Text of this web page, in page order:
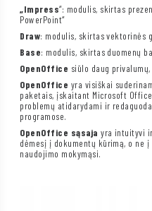
„Impress“: modulis, skirtas
PowerPoint“
Draw: modulis, skirtas vektorinės
Base: modulis, skirtas duomenų
OpenOffice siūlo daug
OpenOffice yra visiškai
paketais, įskaitant Microsoft
problemų atidarydami ir
programose.
OpenOffice sąsaja yra intuityvi
dėmesį į dokumentų kūrimą, o ne
naudojimo mokymąsi.